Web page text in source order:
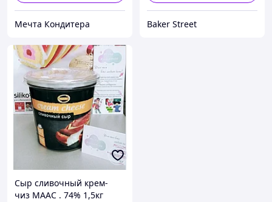
Мечта Кондитера Baker Street
Сыр сливочный крем-
чиз МААС . 74% 1,5кг